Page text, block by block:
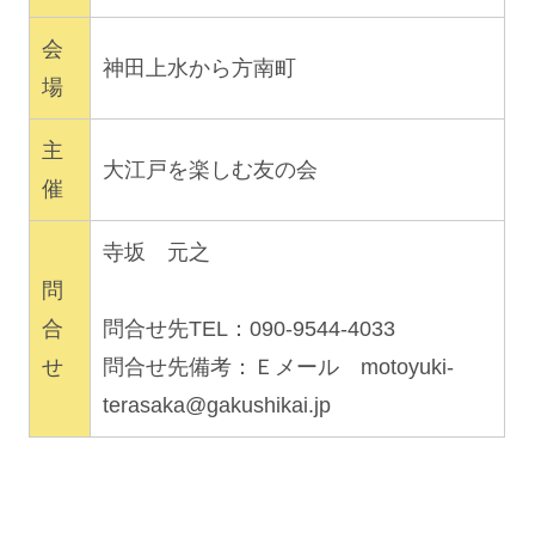
会
場
神田上水から方南町
主
催
大江戸を楽しむ友の会
問
合
せ
寺坂 元之
問合せ先TEL：090-9544-4033
問合せ先備考：Ｅメール motoyuki-
terasaka@gakushikai.jp